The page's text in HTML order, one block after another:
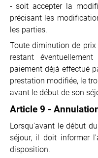
- soit accepter la
précisant les
les parties.
Toute diminution de
restant
paiement déjà effectué
prestation modifiée, le
avant le début de son
Article 9 -
Lorsqu'avant le début
séjour, il doit informer
disposition.